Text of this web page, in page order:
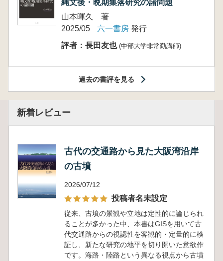
縄文後・晩期集落研究の諸問題
山本暉久 著
2025/05
六一書房 発行
評者：長田友也 (中部大学非常勤講師)
過去の書評を見る
新着レビュー
古代の交通路から見た大阪湾沿岸
の古墳
2026/07/12
投稿者名未設定
従来、古墳の景観や立地は定性的に論じられ
ることが多かった中、本書はGISを用いて古
代交通路からの視認性を客観的・定量的に検
証し、新たな研究の地平を切り開いた意欲作
です。海路・陸路という異なる視点から古墳